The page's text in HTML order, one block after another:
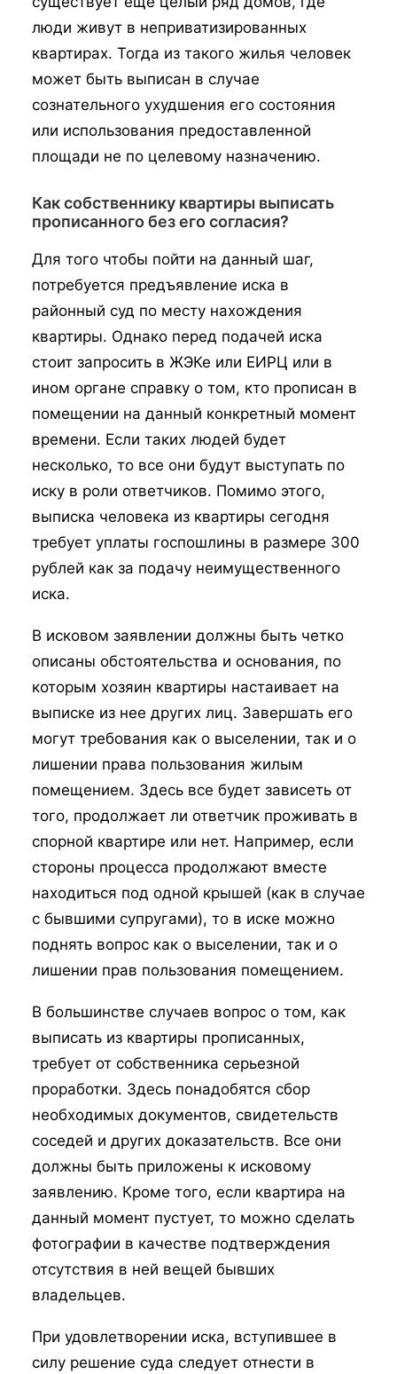
люди живут в неприватизированных
квартирах. Тогда из такого жилья человек
может быть выписан в случае
сознательного ухудшения его состояния
или использования предоставленной
площади не по целевому назначению.
Как собственнику квартиры выписать
прописанного без его согласия?
Для того чтобы пойти на данный шаг,
потребуется предъявление иска в
районный суд по месту нахождения
квартиры. Однако перед подачей иска
стоит запросить в ЖЭКе или ЕИРЦ или в
ином органе справку о том, кто прописан в
помещении на данный конкретный момент
времени. Если таких людей будет
несколько, то все они будут выступать по
иску в роли ответчиков. Помимо этого,
выписка человека из квартиры сегодня
требует уплаты госпошлины в размере 300
рублей как за подачу неимущественного
иска.
В исковом заявлении должны быть четко
описаны обстоятельства и основания, по
которым хозяин квартиры настаивает на
выписке из нее других лиц. Завершать его
могут требования как о выселении, так и о
лишении права пользования жилым
помещением. Здесь все будет зависеть от
того, продолжает ли ответчик проживать в
спорной квартире или нет. Например, если
стороны процесса продолжают вместе
находиться под одной крышей (как в случае
с бывшими супругами), то в иске можно
поднять вопрос как о выселении, так и о
лишении прав пользования помещением.
В большинстве случаев вопрос о том, как
выписать из квартиры прописанных,
требует от собственника серьезной
проработки. Здесь понадобятся сбор
необходимых документов, свидетельств
соседей и других доказательств. Все они
должны быть приложены к исковому
заявлению. Кроме того, если квартира на
данный момент пустует, то можно сделать
фотографии в качестве подтверждения
отсутствия в ней вещей бывших
владельцев.
При удовлетворении иска, вступившее в
силу решение суда следует отнести в